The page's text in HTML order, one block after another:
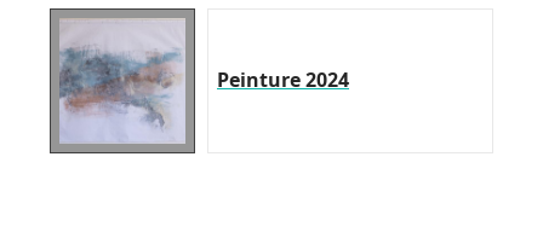
Peinture 2024